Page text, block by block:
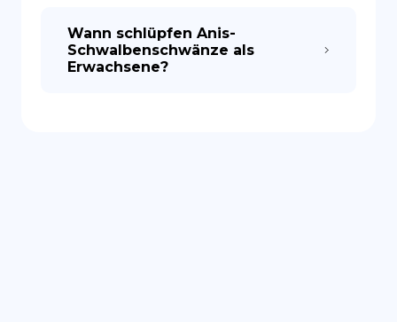
Wann schlüpfen Anis-
Schwalbenschwänze als
Erwachsene?